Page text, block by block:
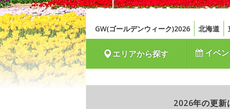
GW(ゴールデンウィーク)2026 北海道
エリアから探す イベン
2026年の更新